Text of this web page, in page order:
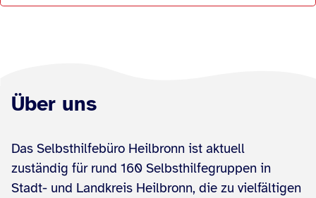
Über uns
Das Selbsthilfebüro Heilbronn ist aktuell
zuständig für rund 160 Selbsthilfegruppen in
Stadt- und Landkreis Heilbronn, die zu vielfältigen